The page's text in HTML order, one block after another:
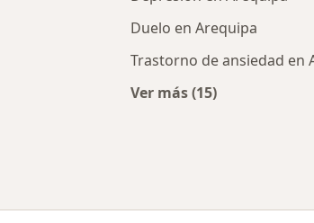
Duelo en Arequipa
Trastorno de ansiedad en
Ver más (15)